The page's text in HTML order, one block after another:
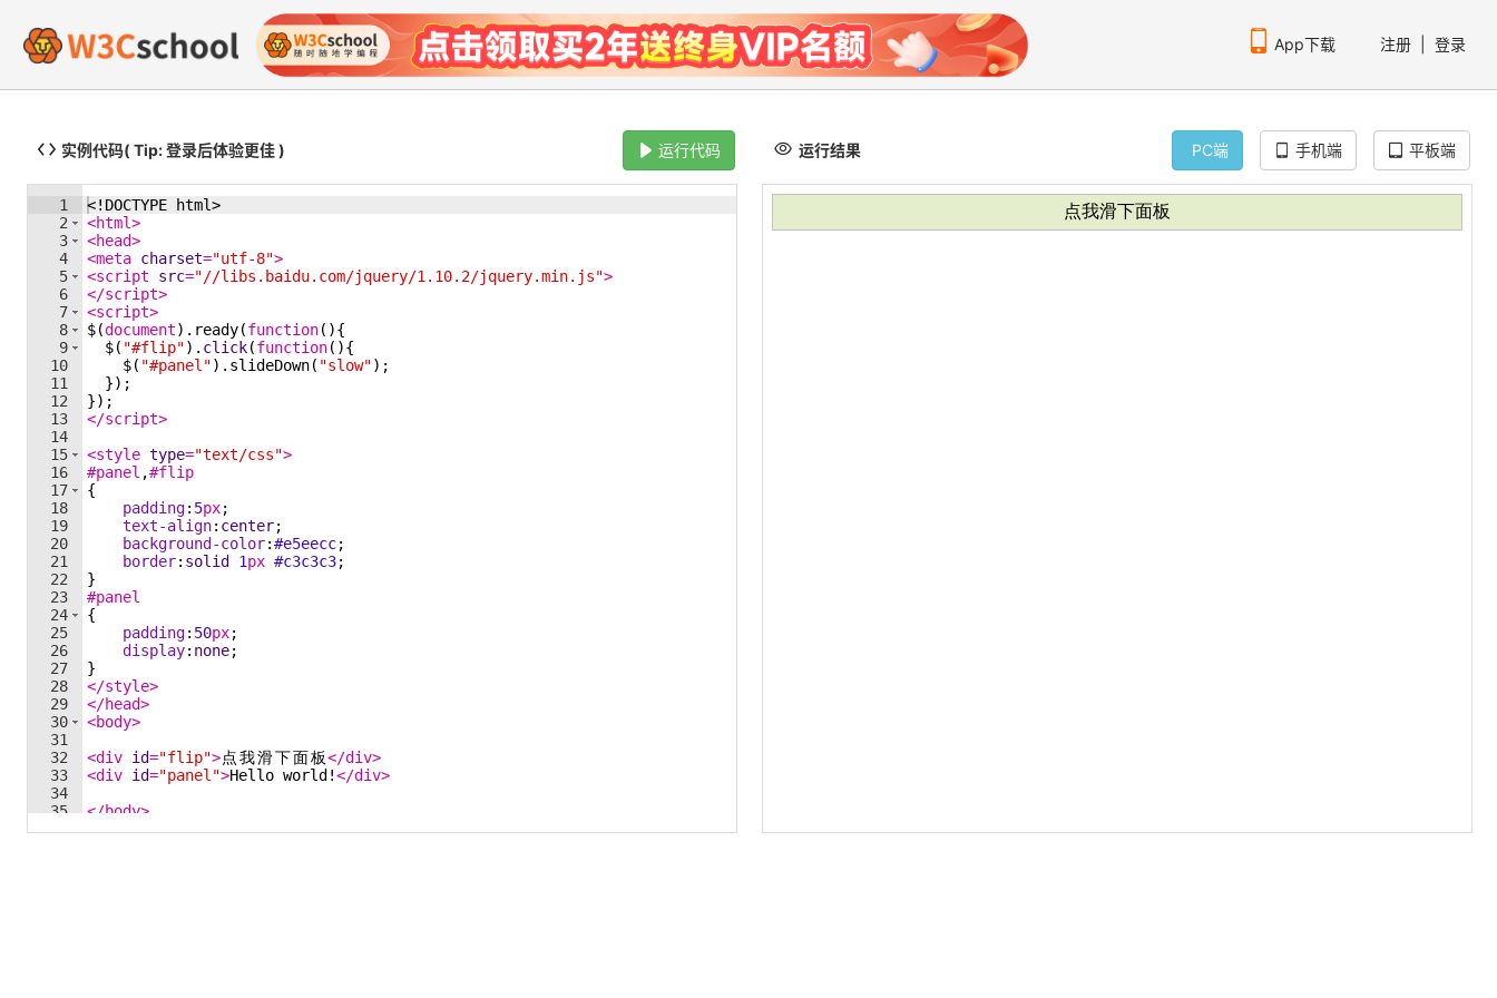
App下载 注册 登录
实例代码( Tip: 登录后体验更佳 ) 运行代码
1
2
3
4
5
6
7
8
9
10
11
12
13
14
15
16
17
18
19
20
21
22
23
24
25
26
27
28
29
30
31
32
33
34
35
36
<! DOCTYPE html>
<html>
<head>
<meta charset="utf-8">
<script src="//libs.baidu.com/jquery/1.10.2/jquery.min.js">
</script>
<script>
$(document) . ready(function( ){
$( "#flip") . click(function( ){
$( "#panel") . slideDown( "slow") ;
}) ;
}) ;
</script>
<style type="text/css">
#panel ,#flip
{
padding: 5px;
text-align: center;
background-color:#e5eecc;
border: solid 1px #c3c3c3;
}
#panel
{
padding: 50px;
display: none;
}
</style>
</head>
<body>
<div id="flip">点我滑下面板</div>
<div id="panel">Hello world!</div>
</body>
</html>
运行结果 PC端 手机端 平板端